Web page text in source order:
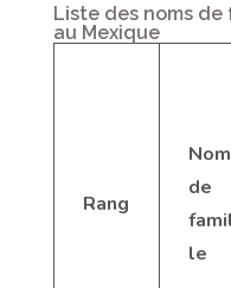
Liste des noms
au Mexique
Rang
Nom
de
le